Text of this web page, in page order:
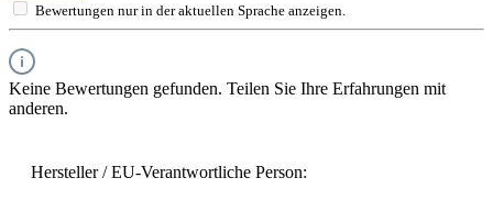
Bewertungen nur in der aktuellen Sprache anzeigen.
Keine Bewertungen gefunden. Teilen Sie Ihre Erfahrungen mit
anderen.
Hersteller / EU-Verantwortliche Person: